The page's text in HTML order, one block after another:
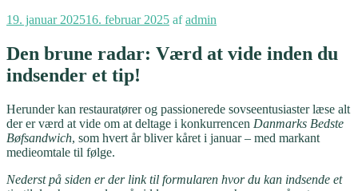
Udgivet
19. januar 202516. februar 2025 afadmin
Den brune radar: Værd at vide inden du
indsender et tip!
Herunder kan restauratører og passionerede sovseentusiaster læse alt
der er værd at vide om at deltage i konkurrencen Danmarks Bedste
Bøfsandwich, som hvert år bliver kåret i januar – med markant
medieomtale til følge.
Nederst på siden er der link til formularen hvor du kan indsende et